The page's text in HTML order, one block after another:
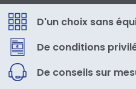
D'un choix sans
De conditions
De conseils sur